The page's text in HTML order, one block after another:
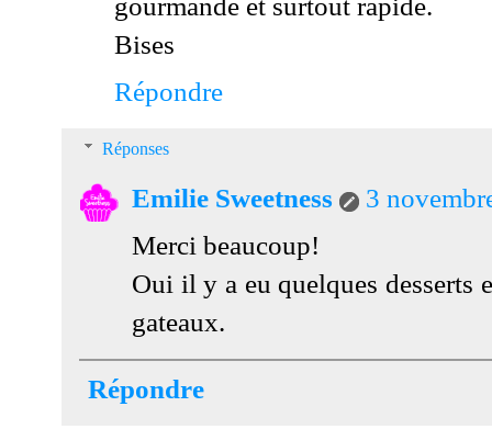
Bises
Répondre
Réponses
Emilie Sweetness
3
Merci beaucoup!
Oui il y a eu quelques desserts
gateaux.
Répondre